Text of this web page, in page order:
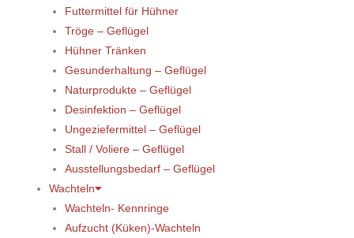
Futtermittel für Hühner
Tröge – Geflügel
Hühner Tränken
Gesunderhaltung – Geflügel
Naturprodukte – Geflügel
Desinfektion – Geflügel
Ungeziefermittel – Geflügel
Stall / Voliere – Geflügel
Ausstellungsbedarf – Geflügel
Wachteln
Wachteln- Kennringe
Aufzucht (Küken)-Wachteln